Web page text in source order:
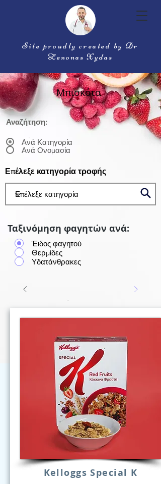
Site proudly created by Dr
Zenonas Xydas
Μπισκότα
Αναζήτηση:
Ανά Κατηγορία
Ανά Ονομασία
Επέλεξε κατηγορία τροφής
Ταξινόμηση φαγητών ανά:
Έιδος φαγητού
Θερμίδες
Υδατάνθρακες
Kelloggs Special K